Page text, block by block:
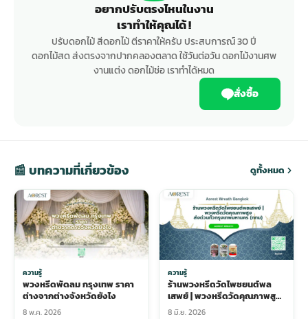
อยากปรับตรงไหนในงาน
เราทำให้คุณได้ !
ปรับดอกไม้ สีดอกไม้ ตีราคาให้ครับ ประสบการณ์ 30 ปี
ดอกไม้สด ส่งตรงจากปากคลองตลาด ใช้วันต่อวัน ดอกไม้งานศพ
งานแต่ง ดอกไม้ช่อ เราทำได้หมด
สั่งซื้อ
📰 บทความที่เกี่ยวข้อง ดูทั้งหมด
ความรู้
พวงหรีดพัดลม กรุงเทพ ราคา
ต่างจากต่างจังหวัดยังไง
8 พ.ค. 2026
ความรู้
ร้านพวงหรีดวัดไพชยนต์พล
เสพย์ | พวงหรีดวัดคุณภาพสูง
ส่งด่วนทั่วกรุงเทพมหานคร
8 มิ.ย. 2026